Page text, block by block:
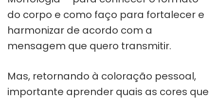
do corpo e como faço para fortalecer e
harmonizar de acordo com a
mensagem que quero transmitir.
Mas, retornando à coloração pessoal,
importante aprender quais as cores que